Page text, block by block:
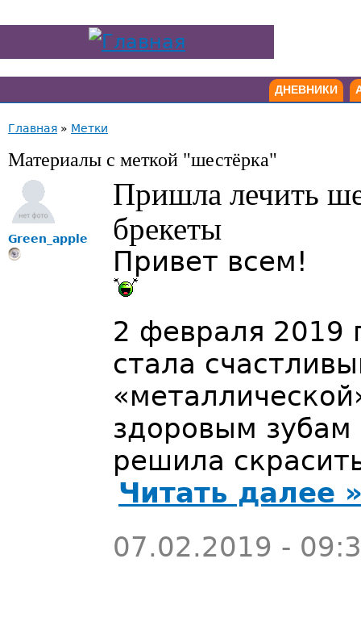
ДНЕВНИКИ
Главная » Метки
Материалы с меткой "шестёрка"
Green_apple
Пришла лечить
брекеты
Привет всем!
2 февраля 2019
стала
здоровым
решила
Читать далее
07.02.2019 -